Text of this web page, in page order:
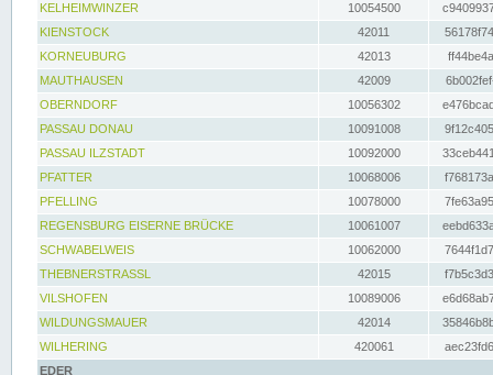
KELHEIMWINZER
10054500
KIENSTOCK
42011
KORNEUBURG
42013
MAUTHAUSEN
42009
OBERNDORF
10056302
PASSAU DONAU
10091008
PASSAU ILZSTADT
10092000
PFATTER
10068006
PFELLING
10078000
REGENSBURG EISERNE BRÜCKE
10061007
SCHWABELWEIS
10062000
THEBNERSTRASSL
42015
VILSHOFEN
10089006
WILDUNGSMAUER
42014
WILHERING
420061
EDER